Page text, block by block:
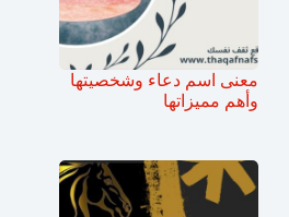
معنى اسم دعاء وشخصيتها
وأهم مميزاتها